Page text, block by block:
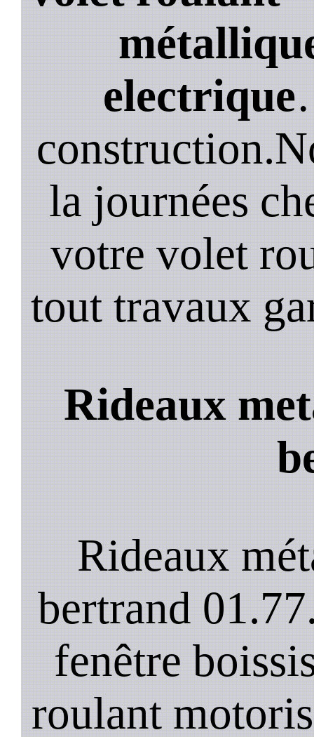
electrique
la journées
votre volet
tout travaux
Rideaux
Rideaux
bertrand
fenêtre
roulant